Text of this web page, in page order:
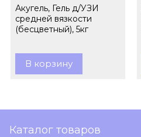
Акугель, Гель д/УЗИ
средней вязкости
(бесцветный), 5кг
В корзину
Каталог товаров